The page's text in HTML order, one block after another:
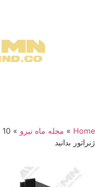
Home
» مجله ماه نیرو »
ژنراتور بدانید